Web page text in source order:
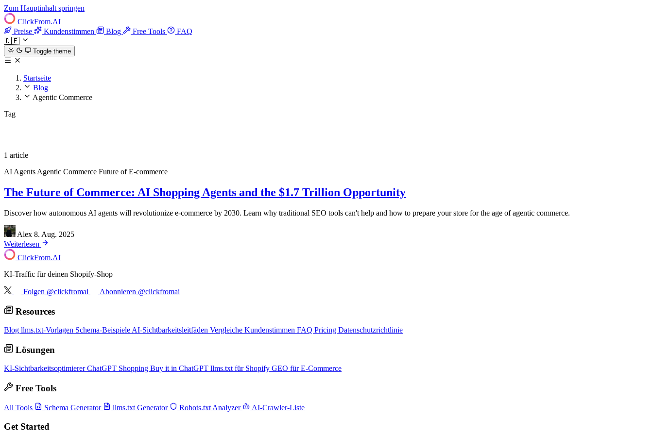
Zum Hauptinhalt springen
ClickFrom.AI
Preise
Kundenstimmen Blog Free Tools
FAQ
🇩🇪
Toggle theme
Startseite
Blog
Agentic Commerce
Tag
1 article
AI Agents Agentic Commerce Future of E-commerce
The Future of Commerce: AI Shopping Agents and the $1.7 Trillion Opportunity
Discover how autonomous AI agents will revolutionize e-commerce by 2030. Learn why traditional SEO tools can't help and how to prepare your store for the age of agentic commerce.
Alex 8. Aug. 2025
Weiterlesen
ClickFrom.AI
KI-Traffic für deinen Shopify-Shop
Folgen @clickfromai Abonnieren @clickfromai
Resources
Blog llms.txt-Vorlagen Schema-Beispiele AI-Sichtbarkeitsleitfäden Vergleiche Kundenstimmen FAQ Pricing Datenschutzrichtlinie
Lösungen
KI-SichtbarkeitsoptimiererChatGPT Shopping Buy it in ChatGPT llms.txt für Shopify GEO für E-Commerce
Free Tools
All Tools Schema Generator llms.txt Generator Robots.txt Analyzer AI-Crawler-Liste
Get Started